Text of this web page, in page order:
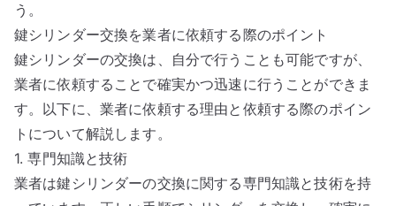
う。
鍵シリンダー交換を業者に依頼する際のポイント
鍵シリンダーの交換は、自分で行うことも可能ですが、
業者に依頼することで確実かつ迅速に行うことができま
す。以下に、業者に依頼する理由と依頼する際のポイン
トについて解説します。
1. 専門知識と技術
業者は鍵シリンダーの交換に関する専門知識と技術を持